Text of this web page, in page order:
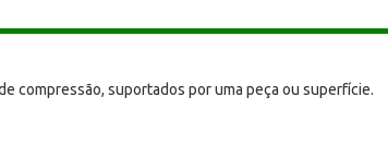
compressão, suportados por uma peça ou superfície.